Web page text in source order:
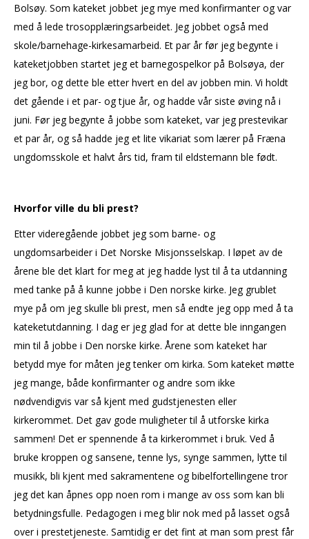
Bolsøy. Som kateket jobbet jeg mye med konfirmanter og var
med å lede trosopplæringsarbeidet. Jeg jobbet også med
skole/barnehage-kirkesamarbeid. Et par år før jeg begynte i
kateketjobben startet jeg et barnegospelkor på Bolsøya, der
jeg bor, og dette ble etter hvert en del av jobben min. Vi holdt
det gående i et par- og tjue år, og hadde vår siste øving nå i
juni. Før jeg begynte å jobbe som kateket, var jeg prestevikar
et par år, og så hadde jeg et lite vikariat som lærer på Fræna
ungdomsskole et halvt års tid, fram til eldstemann ble født.
Hvorfor ville du bli prest?
Etter videregående jobbet jeg som barne- og
ungdomsarbeider i Det Norske Misjonsselskap. I løpet av de
årene ble det klart for meg at jeg hadde lyst til å ta utdanning
med tanke på å kunne jobbe i Den norske kirke. Jeg grublet
mye på om jeg skulle bli prest, men så endte jeg opp med å ta
kateketutdanning. I dag er jeg glad for at dette ble inngangen
min til å jobbe i Den norske kirke. Årene som kateket har
betydd mye for måten jeg tenker om kirka. Som kateket møtte
jeg mange, både konfirmanter og andre som ikke
nødvendigvis var så kjent med gudstjenesten eller
kirkerommet. Det gav gode muligheter til å utforske kirka
sammen! Det er spennende å ta kirkerommet i bruk. Ved å
bruke kroppen og sansene, tenne lys, synge sammen, lytte til
musikk, bli kjent med sakramentene og bibelfortellingene tror
jeg det kan åpnes opp noen rom i mange av oss som kan bli
betydningsfulle. Pedagogen i meg blir nok med på lasset også
over i prestetjeneste. Samtidig er det fint at man som prest får